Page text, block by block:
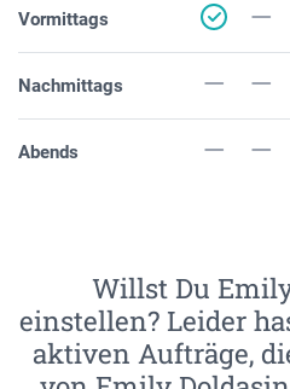
Vormittags
Nachmittags
Abends
Willst Du
einstellen? Leider
aktiven Aufträge,